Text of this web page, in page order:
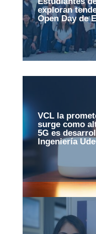
exploran
Open Day de
VCL la
surge como
5G es
Ingeniería